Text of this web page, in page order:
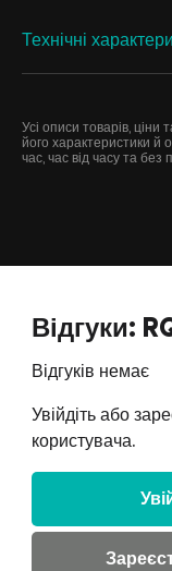
Технічні
Усі описи товарів, ціни
його характеристики й
час, час від часу та
Відгуки:
Відгуків немає
Увійдіть або
користувача.